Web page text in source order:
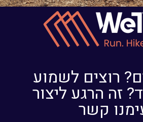
רוצים לשמוע
זה הרגע ליצור
קשר